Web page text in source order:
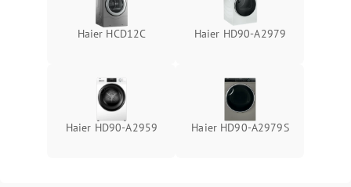
Haier HCD12C Haier HD90-A2979
Haier HD90-A2959 Haier HD90-A2979S